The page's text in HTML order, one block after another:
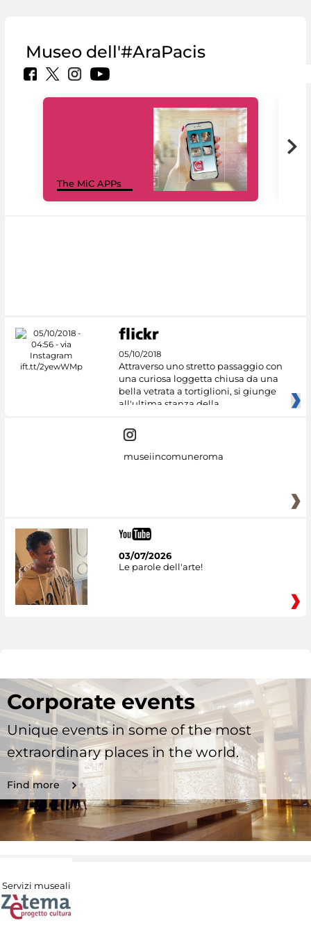
Museo dell'#AraPacis
The MiC APPs
05/10/2018
Attraverso uno stretto passaggio con
una curiosa loggetta chiusa da una
bella vetrata a tortiglioni, si giunge
all'ultima stanza della
museiincomuneroma
03/07/2026
Le parole dell'arte!
Corporate events
Unique events in some of the most
extraordinary places in the world.
Find more
Servizi museali